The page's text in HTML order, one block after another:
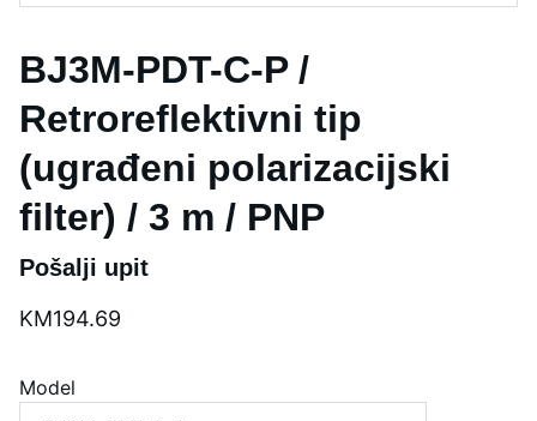
BJ3M-PDT-C-P /
Retroreflektivni tip
(ugrađeni polarizacijski
filter) / 3 m / PNP
Pošalji upit
KM194.69
Model